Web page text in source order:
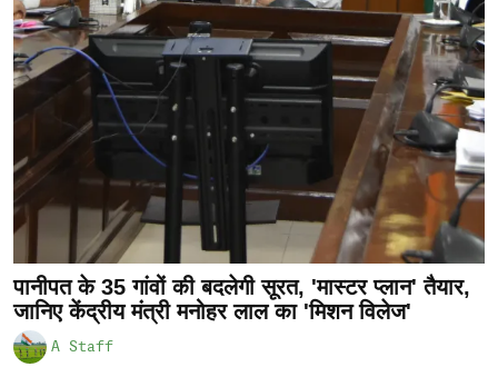
पानीपत के 35 गांवों की बदलेगी सूरत, 'मास्टर प्लान' तैयार,
जानिए केंद्रीय मंत्री मनोहर लाल का 'मिशन विलेज'
A Staff